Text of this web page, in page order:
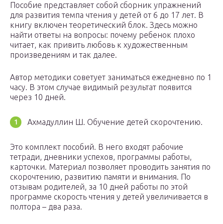
Пособие представляет собой сборник упражнений
для развития темпа чтения у детей от 6 до 17 лет. В
книгу включен теоретический блок. Здесь можно
найти ответы на вопросы: почему ребенок плохо
читает, как привить любовь к художественным
произведениям и так далее.
Автор методики советует заниматься ежедневно по 1
часу. В этом случае видимый результат появится
через 10 дней.
Ахмадуллин Ш. Обучение детей скорочтению.
Это комплект пособий. В него входят рабочие
тетради, дневники успехов, программы работы,
карточки. Материал позволяет проводить занятия по
скорочтению, развитию памяти и внимания. По
отзывам родителей, за 10 дней работы по этой
программе скорость чтения у детей увеличивается в
полтора – два раза.